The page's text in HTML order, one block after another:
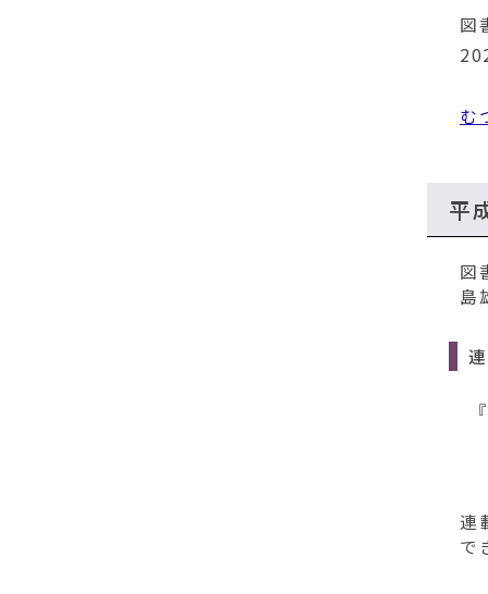
図
む
平
図
島
連
で